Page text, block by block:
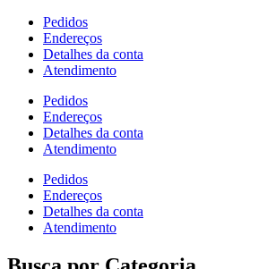
Pedidos
Endereços
Detalhes da conta
Atendimento
Pedidos
Endereços
Detalhes da conta
Atendimento
Pedidos
Endereços
Detalhes da conta
Atendimento